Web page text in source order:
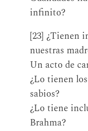
infinito?
[23] ¿Tienen
nuestras
Un acto de
¿Lo tienen
sabios?
¿Lo tiene
Brahma?